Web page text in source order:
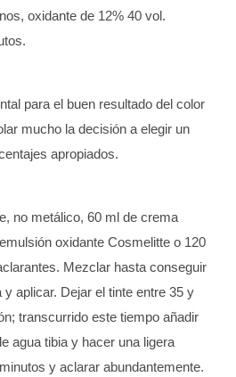
oxidante de 12% 40 vol.
para el buen resultado del color
mucho la decisión a elegir un
apropiados.
no metálico, 60 ml de crema
oxidante Cosmelitte o 120
Mezclar hasta conseguir
aplicar. Dejar el tinte entre 35 y
transcurrido este tiempo añadir
agua tibia y hacer una ligera
y aclarar abundantemente.